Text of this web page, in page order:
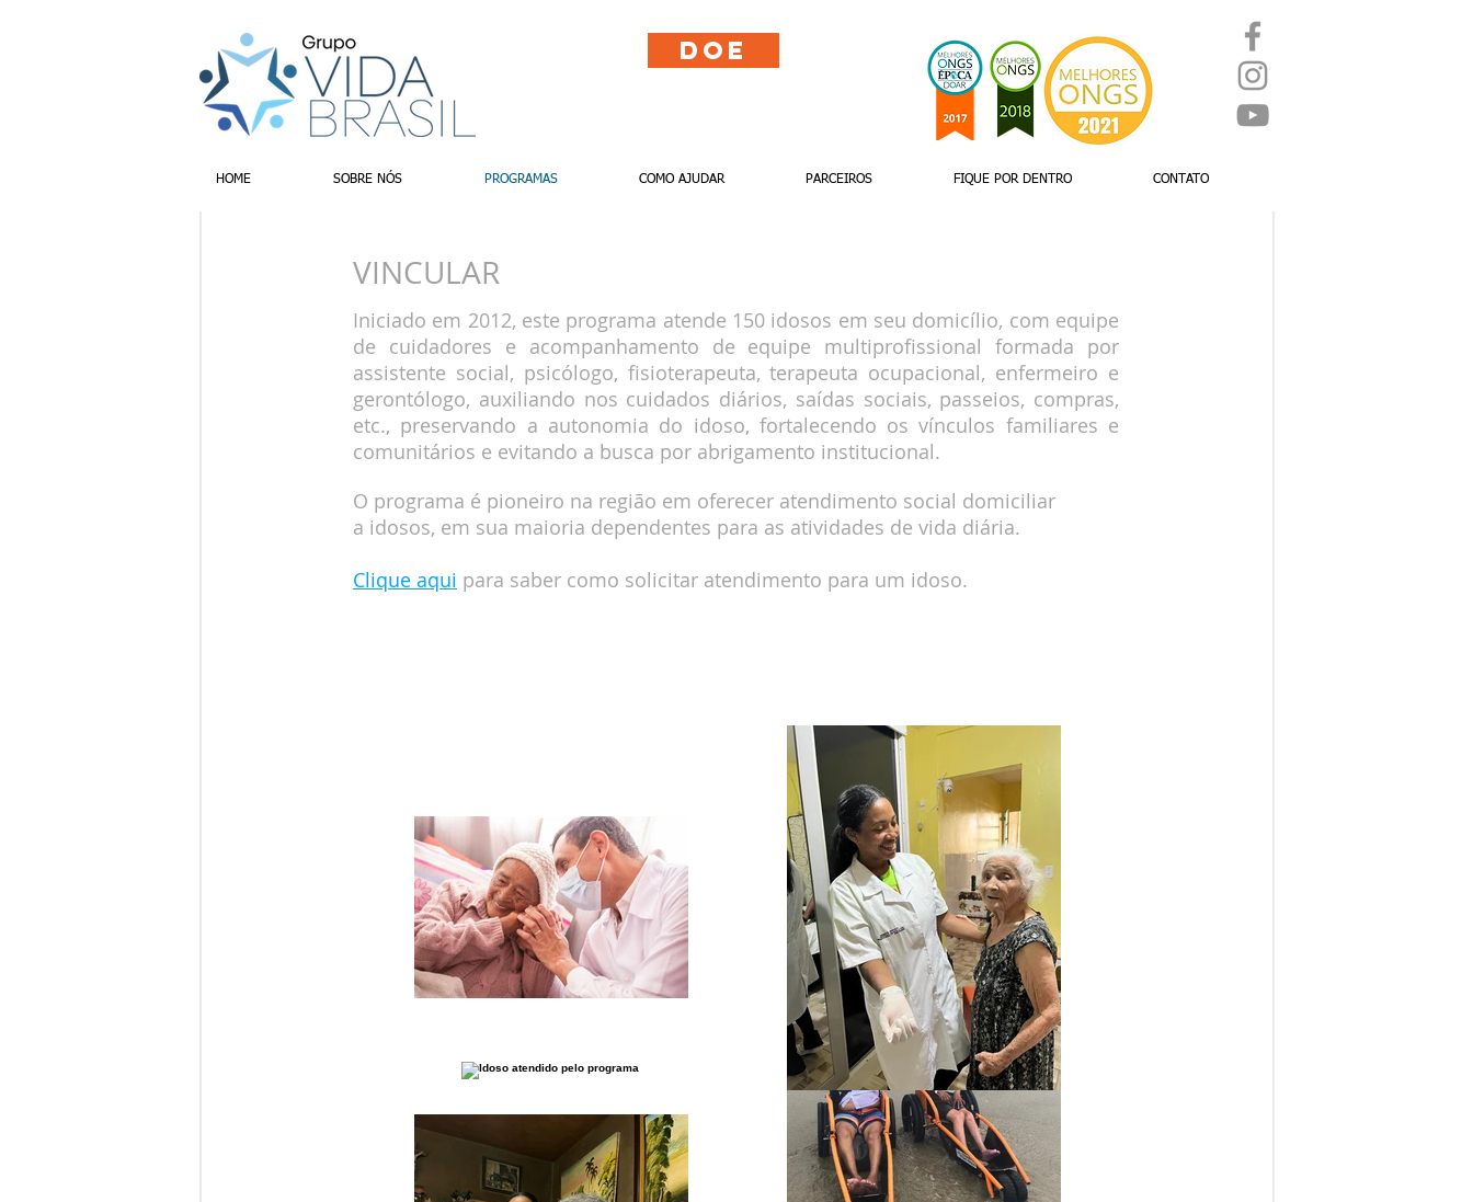
Doe
HOME SOBRE NÓS PROGRAMAS COMO AJUDAR PARCEIROS FIQUE POR DENTRO CONTATO
VINCULAR
Iniciado em 2012, este programa atende 150 idosos em seu domicílio, com equipe
de cuidadores e acompanhamento de equipe multiprofissional formada por
assistente social, psicólogo, fisioterapeuta, terapeuta ocupacional, enfermeiro e
gerontólogo, auxiliando nos cuidados diários, saídas sociais, passeios, compras,
etc., preservando a autonomia do idoso, fortalecendo os vínculos familiares e
comunitários e evitando a busca por abrigamento institucional.
O programa é pioneiro na região em oferecer atendimento social domiciliar
a idosos, em sua maioria dependentes para as atividades de vida diária.
Clique aqui para saber como solicitar atendimento para um idoso.